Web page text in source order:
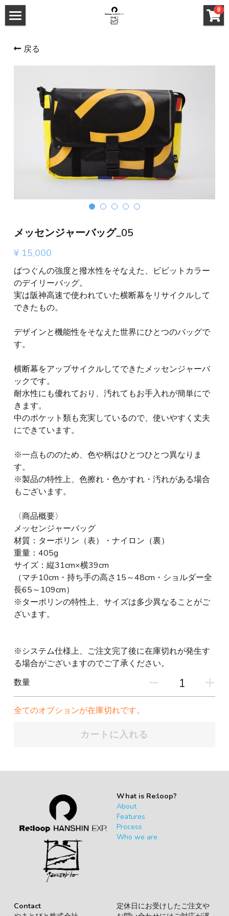
0
FEATURES
PROCESS
STORE
GALLERY
商品一覧
戻る
メッセンジャーバッグ_05
¥ 15,000
ばつぐんの強度と撥水性をそなえた、ビビットカラー
のデイリーバッグ。
実は阪神高速で使われていた横断幕をリサイクルして
できたもの。
デザインと機能性をそなえた世界にひとつのバッグで
す。
横断幕をアップサイクルしてできたメッセンジャーバ
ックです。
耐水性にも優れており、汚れてもお手入れが簡単にで
きます。
中のポケット類も充実しているので、使いやすく丈夫
にできています。
※一点もののため、色や柄はひとつひとつ異なりま
す。
※製品の特性上、色擦れ・色かすれ・汚れがある場合
もございます。
〈商品概要〉
メッセンジャーバッグ
材質：ターポリン（表）・ナイロン（裏）
重量：405g
サイズ：縦31cm×横39cm
（マチ10cm・持ち手の高さ15～48cm・ショルダー全
長65～109cm）
※ターポリンの特性上、サイズは多少異なることがご
ざいます。
※システム仕様上、ご注文完了後に在庫切れが発生す
る場合がございますのでご了承ください。
数量
全てのオプションが在庫切れです。
カートに入れる
What is Re:loop?
About
Features
Process
Who we are
Contact
定休日にお受けしたご注文や
×
ストアカテゴリー
すべてのカテゴリー